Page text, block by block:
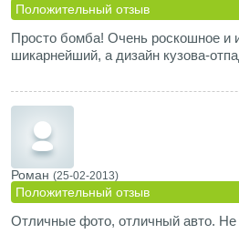
Положительный отзыв
Просто бомба! Очень роскошное и
шикарнейший, а дизайн кузова-
Роман (25-02-2013)
Положительный отзыв
Отличные фото, отличный авто. Не